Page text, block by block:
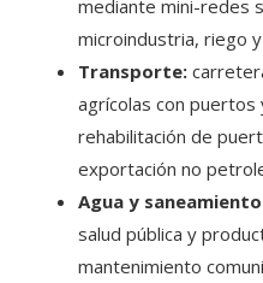
mediante mini-redes
microindustria, riego y
Transporte:
agrícolas con
rehabilitación de
exportación no
Agua y
salud pública y
mantenimiento